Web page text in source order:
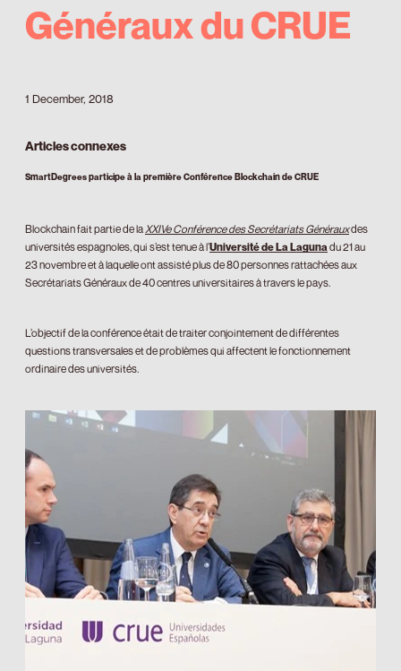
Généraux du CRUE
1 December, 2018
Articles connexes
SmartDegrees participe à la première Conférence Blockchain de CRUE
Blockchain fait partie de la XXIVe Conférence des Secrétariats Générauxdes
universités espagnoles, qui s’est tenue à l’Université de La Laguna du 21 au
23 novembre et à laquelle ont assisté plus de 80 personnes rattachées aux
Secrétariats Généraux de 40 centres universitaires à travers le pays.
L’objectif de la conférence était de traiter conjointement de différentes
questions transversales et de problèmes qui affectent le fonctionnement
ordinaire des universités.